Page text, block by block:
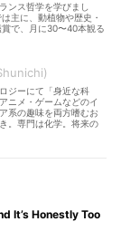
ンス哲学を学びまし
主に、動植物や歴史・
で、月に30〜40本観る
ジーにて「身近な科
ニメ・ゲームなどのイ
系の趣味を両方嗜むお
。専門は化学。将来の
It’s Honestly Too